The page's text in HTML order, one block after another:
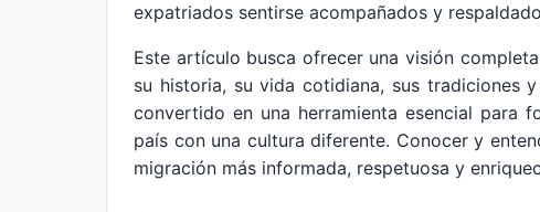
expatriados sentirse acompañados y
Este artículo busca ofrecer una visión
su historia, su vida cotidiana, sus tradiciones
convertido en una herramienta esencial para
país con una cultura diferente. Conocer y
migración más informada, respetuosa y